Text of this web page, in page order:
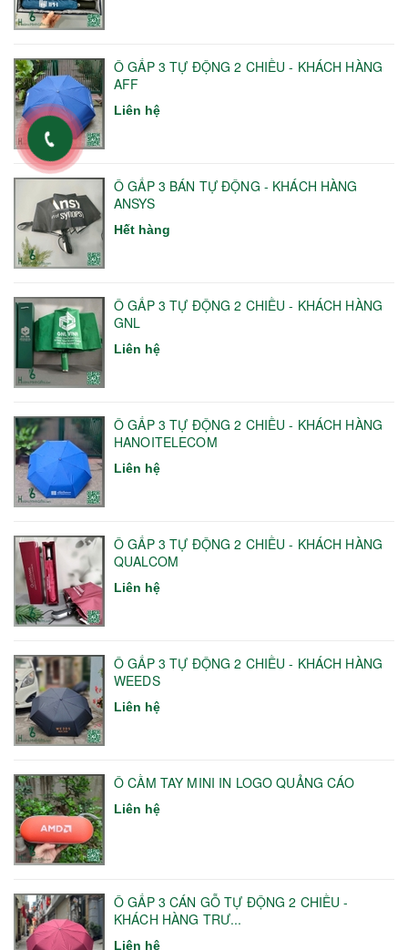
Ô GẤP 3 TỰ ĐỘNG 2 CHIỀU - KHÁCH HÀNG
AFF
Liên hệ
Ô GẤP 3 BÁN TỰ ĐỘNG - KHÁCH HÀNG
ANSYS
Hết hàng
Ô GẤP 3 TỰ ĐỘNG 2 CHIỀU - KHÁCH HÀNG
GNL
Liên hệ
Ô GẤP 3 TỰ ĐỘNG 2 CHIỀU - KHÁCH HÀNG
HANOITELECOM
Liên hệ
Ô GẤP 3 TỰ ĐỘNG 2 CHIỀU - KHÁCH HÀNG
QUALCOM
Liên hệ
Ô GẤP 3 TỰ ĐỘNG 2 CHIỀU - KHÁCH HÀNG
WEEDS
Liên hệ
Ô CẦM TAY MINI IN LOGO QUẢNG CÁO
Liên hệ
Ô GẤP 3 CÁN GỖ TỰ ĐỘNG 2 CHIỀU -
KHÁCH HÀNG TRƯ...
Liên hệ